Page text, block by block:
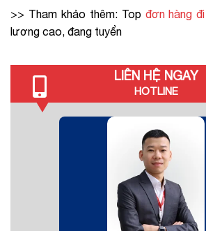
>> Tham khảo thêm: Top đơn hàng
lương cao, đang tuyển
LIÊN HỆ NGAY
HOTLINE